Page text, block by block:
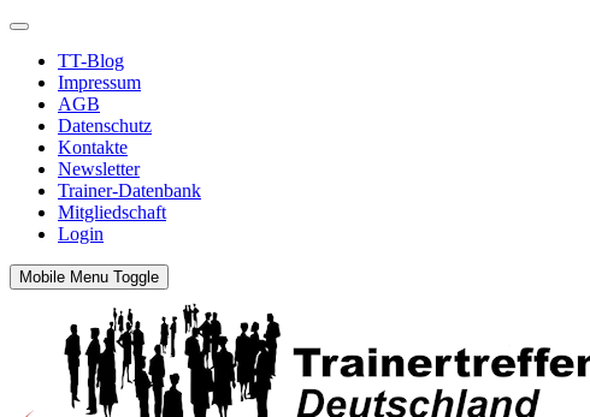
TT-Blog
Impressum
AGB
Datenschutz
Kontakte
Newsletter
Trainer-Datenbank
Mitgliedschaft
Login
Mobile Menu Toggle